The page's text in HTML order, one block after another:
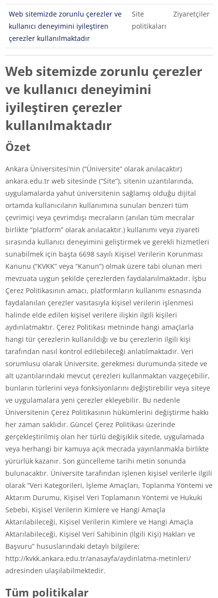
Web sitemizde zorunlu çerezler ve
kullanıcı deneyimini iyileştiren
çerezler kullanılmaktadır
Site
politikaları
Ziyaretçiler
Web sitemizde zorunlu çerezler
ve kullanıcı deneyimini
iyileştiren çerezler
kullanılmaktadır
Özet
Ankara Üniversitesi’nin (“Üniversite” olarak anılacaktır)
ankara.edu.tr web sitesinde (“Site”), sitenin uzantılarında,
uygulamalarda yahut üniversitenin sağlamış olduğu dijital
ortamda kullanıcıların kullanımına sunulan benzeri tüm
çevrimiçi veya çevrimdışı mecraların (anılan tüm mecralar
birlikte “platform” olarak anılacaktır.) kullanımı veya ziyareti
sırasında kullanıcı deneyimini geliştirmek ve gerekli hizmetleri
sunabilmek için başta 6698 sayılı Kişisel Verilerin Korunması
Kanunu (“KVKK” veya “Kanun”) olmak üzere tabi olunan meri
mevzuata uygun şekilde çerezlerden faydalanılmaktadır. İşbu
Çerez Politikasının amacı, platformların kullanımı esnasında
faydalanılan çerezler vasıtasıyla kişisel verilerin işlenmesi
halinde elde edilen kişisel verilere ilişkin ilgili kişileri
aydınlatmaktır. Çerez Politikası metninde hangi amaçlarla
hangi tür çerezlerin kullanıldığı ve bu çerezlerin ilgili kişi
tarafından nasıl kontrol edilebileceği anlatılmaktadır. Veri
sorumlusu olarak Üniversite, gerekmesi durumunda sitede ve
alt uzantılarındaki mevcut çerezleri kullanmaktan vazgeçebilir,
bunların türlerini veya fonksiyonlarını değiştirebilir veya siteye
ve uygulamalara yeni çerezler ekleyebilir. Bu nedenle
Üniversitenin Çerez Politikasının hükümlerini değiştirme hakkı
her zaman saklıdır. Güncel Çerez Politikası üzerinde
gerçekleştirilmiş olan her türlü değişiklik sitede, uygulamada
veya herhangi bir kamuya açık mecrada yayınlanmakla birlikte
yürürlük kazanır. Son güncelleme tarihi metin sonunda
bulunacaktır. Üniversite tarafından işlenen kişisel verilerle ilgili
olarak “Veri Kategorileri, İşleme Amaçları, Toplanma Yöntemi ve
Aktarım Durumu, Kişisel Veri Toplamanın Yöntemi ve Hukuki
Sebebi, Kişisel Verilerin Kimlere ve Hangi Amaçla
Aktarılabileceği, Kişisel Verilerin Kimlere ve Hangi Amaçla
Aktarılabileceği, Kişisel Veri Sahibinin (İlgili Kişi) Hakları ve
Başvuru” hususlarındaki detaylı bilgilere;
http://kvkk.ankara.edu.tr/anasayfa/aydinlatma-metinleri/
adresinden ulaşılabilmektedir.
Tüm politikalar